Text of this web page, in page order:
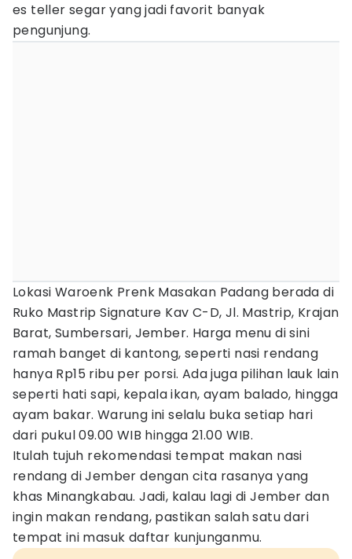
es teller segar yang jadi favorit banyak
pengunjung.
Lokasi Waroenk Prenk Masakan Padang berada di
Ruko Mastrip Signature Kav C-D, Jl. Mastrip, Krajan
Barat, Sumbersari, Jember. Harga menu di sini
ramah banget di kantong, seperti nasi rendang
hanya Rp15 ribu per porsi. Ada juga pilihan lauk lain
seperti hati sapi, kepala ikan, ayam balado, hingga
ayam bakar. Warung ini selalu buka setiap hari
dari pukul 09.00 WIB hingga 21.00 WIB.
Itulah tujuh rekomendasi tempat makan nasi
rendang di Jember dengan cita rasanya yang
khas Minangkabau. Jadi, kalau lagi di Jember dan
ingin makan rendang, pastikan salah satu dari
tempat ini masuk daftar kunjunganmu.